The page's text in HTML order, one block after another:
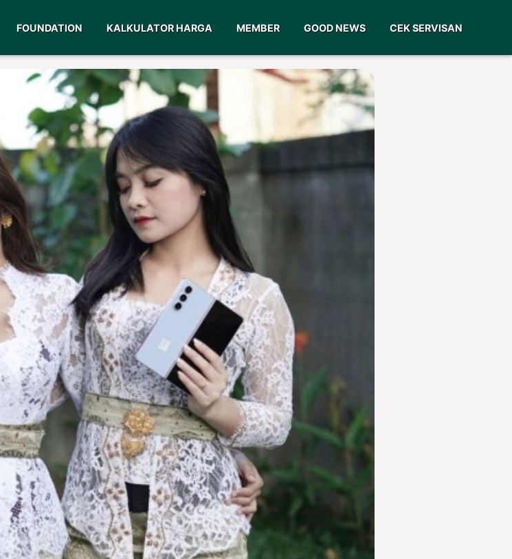
FOUNDATION KALKULATOR HARGA MEMBER GOOD NEWS CEK SERVISAN